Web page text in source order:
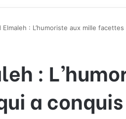
Elmaleh : L’humoriste aux mille
:
a